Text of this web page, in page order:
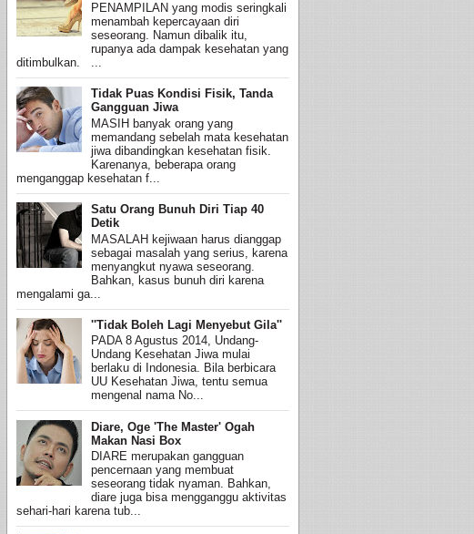
PENAMPILAN yang modis seringkali
menambah kepercayaan diri
seseorang. Namun dibalik itu,
rupanya ada dampak kesehatan yang
ditimbulkan. ...
Tidak Puas Kondisi Fisik, Tanda
Gangguan Jiwa
MASIH banyak orang yang
memandang sebelah mata kesehatan
jiwa dibandingkan kesehatan fisik.
Karenanya, beberapa orang
menganggap kesehatan f...
Satu Orang Bunuh Diri Tiap 40
Detik
MASALAH kejiwaan harus dianggap
sebagai masalah yang serius, karena
menyangkut nyawa seseorang.
Bahkan, kasus bunuh diri karena
mengalami ga...
''Tidak Boleh Lagi Menyebut Gila''
PADA 8 Agustus 2014, Undang-
Undang Kesehatan Jiwa mulai
berlaku di Indonesia. Bila berbicara
UU Kesehatan Jiwa, tentu semua
mengenal nama No...
Diare, Oge 'The Master' Ogah
Makan Nasi Box
DIARE merupakan gangguan
pencernaan yang membuat
seseorang tidak nyaman. Bahkan,
diare juga bisa mengganggu aktivitas
sehari-hari karena tub...